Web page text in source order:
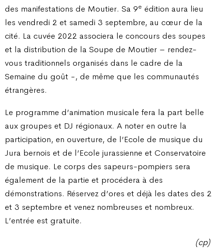
des manifestations de Moutier. Sa 9e édition aura lieu
les vendredi 2 et samedi 3 septembre, au cœur de la
cité. La cuvée 2022 associera le concours des soupes
et la distribution de la Soupe de Moutier – rendez-
vous traditionnels organisés dans le cadre de la
Semaine du goût -, de même que les communautés
étrangères.
Le programme d’animation musicale fera la part belle
aux groupes et DJ régionaux. A noter en outre la
participation, en ouverture, de l’Ecole de musique du
Jura bernois et de l’Ecole jurassienne et Conservatoire
de musique. Le corps des sapeurs-pompiers sera
également de la partie et procédera à des
démonstrations. Réservez d’ores et déjà les dates des 2
et 3 septembre et venez nombreuses et nombreux.
L’entrée est gratuite.
(cp)